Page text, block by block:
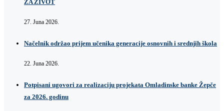
ZA ŽIVOT
27. Juna 2026.
Načelnik održao prijem učenika generacije osnovnih i srednjih škola
22. Juna 2026.
Potpisani ugovori za realizaciju projekata Omladinske banke Žepče
za 2026. godinu